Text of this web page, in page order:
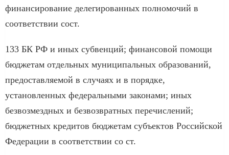
финансирование делегированных полномочий в
соответствии сост.
133 БК РФ и иных субвенций; финансовой помощи
бюджетам отдельных муниципальных образований,
предоставляемой в случаях и в порядке,
установленных федеральными законами; иных
безвозмездных и безвозвратных перечислений;
бюджетных кредитов бюджетам субъектов Российской
Федерации в соответствии со ст.